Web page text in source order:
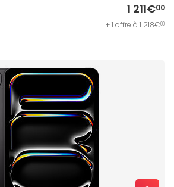
1 211€00
+ 1 offre à 1 218€00